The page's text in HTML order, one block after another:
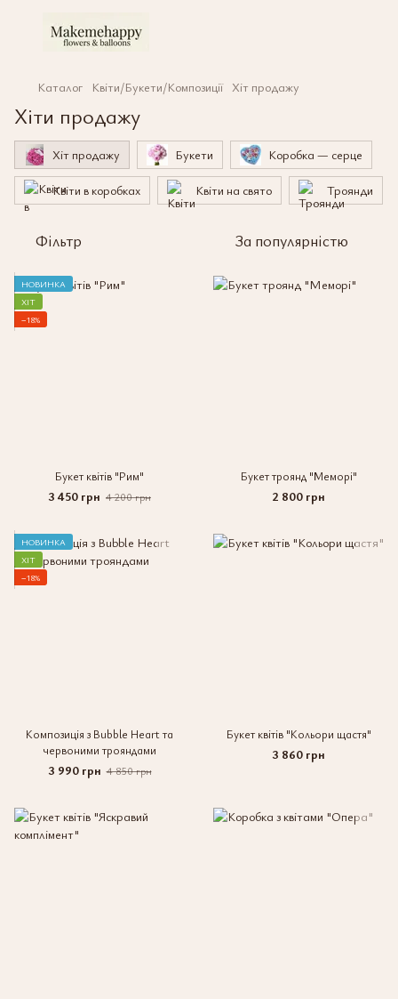
Каталог Квіти/Букети/Композиції Хіт продажу
Хіти продажу
Хіт продажу Букети Коробка — серце
Квіти в коробках Квіти на свято Троянди
Фільтр За популярністю
НОВИНКА
ХІТ
−18%
Букет квітів "Рим"
3 450 грн 4 200 грн
Букет троянд "Меморі"
2 800 грн
НОВИНКА
ХІТ
−18%
Композиція з Bubble Heart та
червоними трояндами
3 990 грн 4 850 грн
Букет квітів "Кольори щастя"
3 860 грн